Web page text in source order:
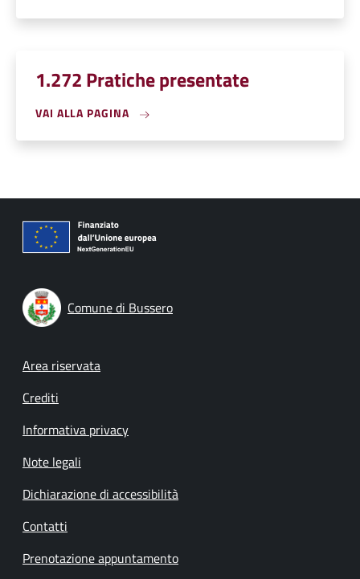
1.272 Pratiche presentate
VAI ALLA PAGINA
Comune di Bussero
Footer menu
Area riservata
Crediti
Informativa privacy
Note legali
Dichiarazione di accessibilità
Contatti
Prenotazione appuntamento